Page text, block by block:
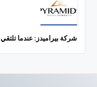
شركة بيراميدز: عندما تلتقي